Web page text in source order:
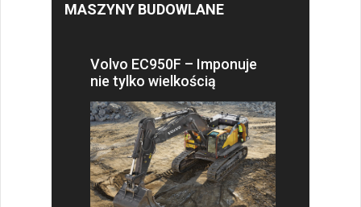
MASZYNY BUDOWLANE
Volvo EC950F – Imponuje
nie tylko wielkością